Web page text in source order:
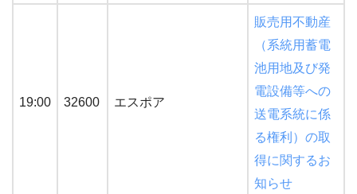
19:00 32600 エスポア
販売用不動産
（系統用蓄電
池用地及び発
電設備等への
送電系統に係
る権利）の取
得に関するお
知らせ